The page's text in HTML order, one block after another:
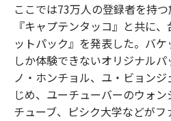
ここでは73万人の登録者を持
『キャプテンタッコ』と共に
ットパック』を発表した。バ
しか体験できないオリジナル
ノ・ホンチョル、ユ・ビョン
じめ、ユーチューバーのウォ
チューブ、ピシク大学などがフ